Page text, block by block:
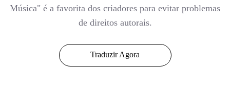
Música" é a favorita dos criadores para evitar problemas
de direitos autorais.
Traduzir Agora